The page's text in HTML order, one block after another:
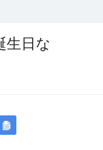
生日な